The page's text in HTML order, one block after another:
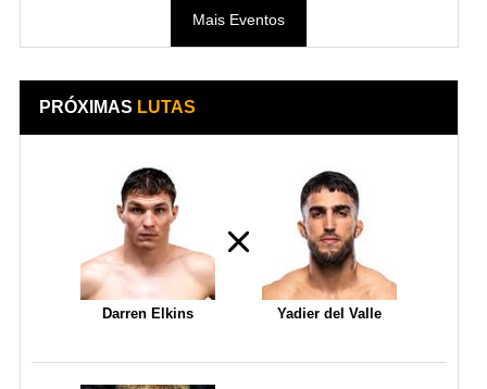
Mais Eventos
PRÓXIMAS LUTAS
Darren Elkins Yadier del Valle